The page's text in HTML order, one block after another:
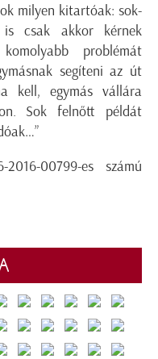
milyen kitartóak: sok-
csak akkor kérnek
problémát
segíteni az út
kell, egymás vállára
Sok felnőtt példát
00799-es számú